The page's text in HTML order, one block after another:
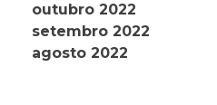
outubro 2022
setembro 2022
agosto 2022